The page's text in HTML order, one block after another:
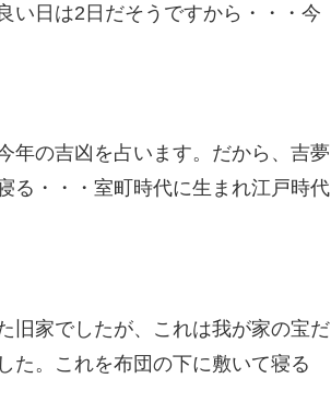
い日は2日だそうですから・・・今
年の吉凶を占います。だから、吉夢
る・・・室町時代に生まれ江戸時代
旧家でしたが、これは我が家の宝だ
た。これを布団の下に敷いて寝る